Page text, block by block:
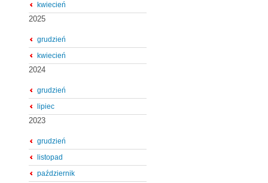
kwiecień
2025
grudzień
kwiecień
2024
grudzień
lipiec
2023
grudzień
listopad
październik